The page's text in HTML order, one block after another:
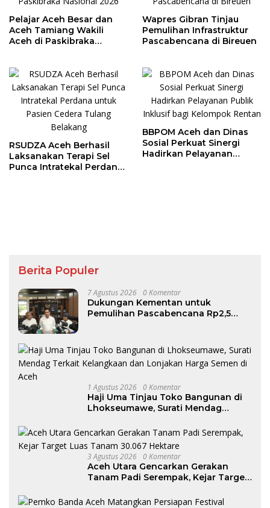
Pelajar Aceh Besar dan
Aceh Tamiang Wakili
Aceh di Paskibraka
Wapres Gibran Tinjau
Pemulihan Infrastruktur
Pascabencana di Bireuen
RSUDZA Aceh Berhasil
Laksanakan Terapi Sel
Punca Intratekal Perdana
BBPOM Aceh dan Dinas
Sosial Perkuat Sinergi
Hadirkan Pelayanan
Berita Populer
7 Agustus 2026 0 Komentar
Dukungan Kementan untuk
Pemulihan Pascabencana Rp2,5
1 Agustus 2026 0 Komentar
Haji Uma Tinjau Toko Bangunan di
Lhokseumawe, Surati Mendag
Harga Semen di Aceh
3 Agustus 2026 0 Komentar
Aceh Utara Gencarkan Gerakan
Tanam Padi Serempak, Kejar Target